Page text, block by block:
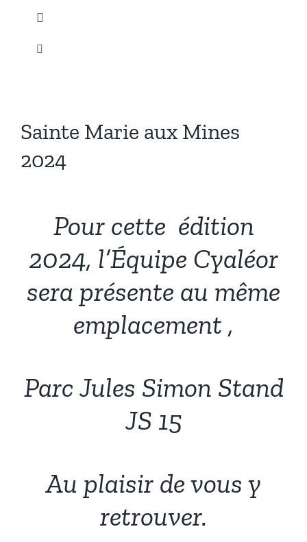
contenu
Toggle
Promotions
Toggle
Foires et Salons
Sainte Marie aux Mines
2024
l'image
agrandiePour cette édition
2024, l’Équipe Cyaléor
sera présente au même
emplacement ,
Parc Jules Simon Stand
JS 15
Au plaisir de vous y
retrouver.